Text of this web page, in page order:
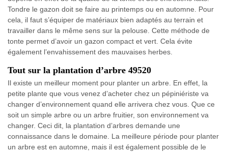
Tondre le gazon doit se faire au printemps ou en automne. Pour
cela, il faut s’équiper de matériaux bien adaptés au terrain et
travailler dans le même sens sur la pelouse. Cette méthode de
tonte permet d’avoir un gazon compact et vert. Cela évite
également l’envahissement des mauvaises herbes.
Tout sur la plantation d’arbre 49520
Il existe un meilleur moment pour planter un arbre. En effet, la
petite plante que vous venez d’acheter chez un pépiniériste va
changer d’environnement quand elle arrivera chez vous. Que ce
soit un simple arbre ou un arbre fruitier, son environnement va
changer. Ceci dit, la plantation d’arbres demande une
connaissance dans le domaine. La meilleure période pour planter
un arbre est en automne, mais il est également possible de le